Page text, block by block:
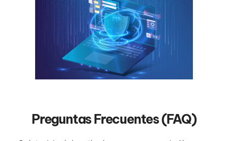
Preguntas Frecuentes (FAQ)